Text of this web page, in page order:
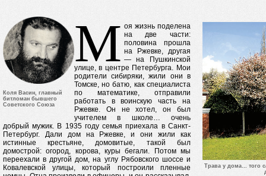
Коля Васин, главный
битломан бывшего
Советского Cоюза
М оя жизнь поделена
на две части:
половина прошла
на Ржевке, другая
— на Пушкинской
улице, в центре Петербурга. Мои
родители сибиряки, жили они в
Томске, но батю, как специалиста
по математике, отправили
работать в воинскую часть на
Ржевке. Он не хотел, он был
учителем в школе… очень
добрый мужик. В 1935 году семья приехала в Санкт-
Петербург. Дали дом на Ржевке, и они жили как
истинные крестьяне, домовитые, такой был
домострой: огород, корова, куры бегали. Потом мы
переехали в другой дом, на углу Рябовского шоссе и
Ковалевской улицы, который построили пленные
Трава у дома… того